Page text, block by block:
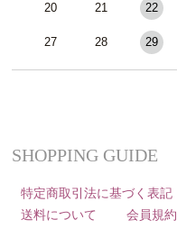
20 21 22
27 28 29
SHOPPING GUIDE
特定商取引法に基づく表記
送料について
会員規約